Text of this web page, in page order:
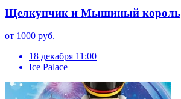
Щелкунчик и Мышиный король
от 1000 руб.
18 декабря 11:00
Ice Palace